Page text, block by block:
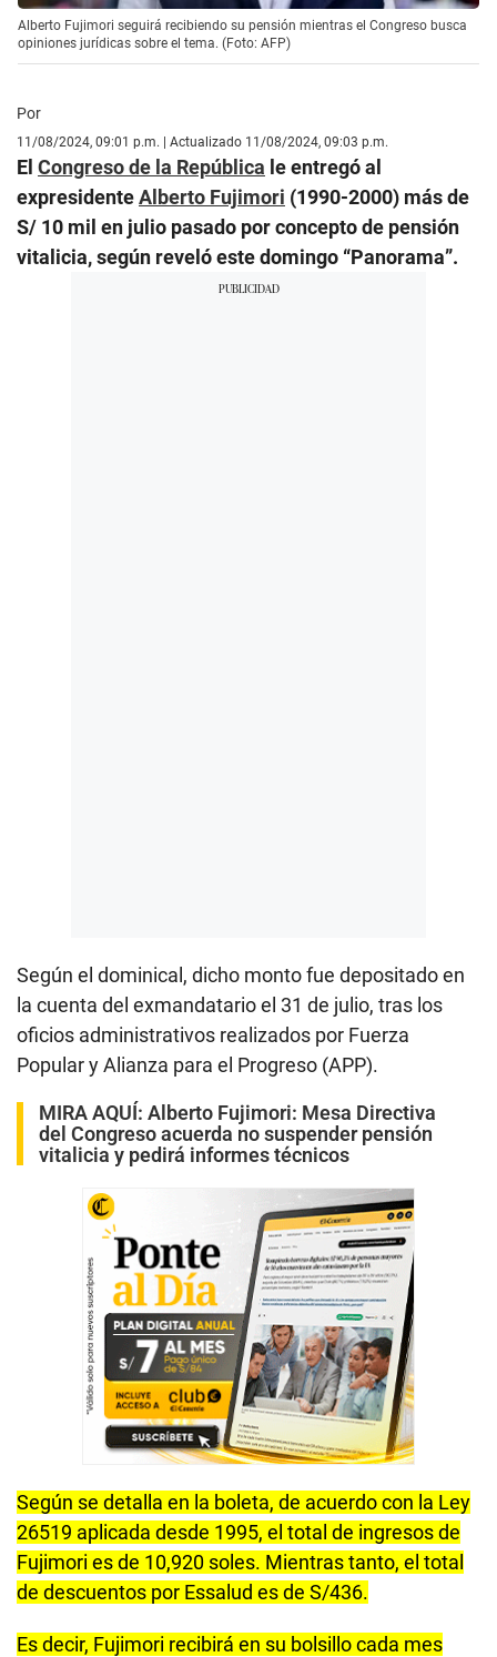
Alberto Fujimori seguirá recibiendo su pensión mientras el Congreso busca
opiniones jurídicas sobre el tema. (Foto: AFP)
Por
11/08/2024, 09:01 p.m. | Actualizado 11/08/2024, 09:03 p.m.
El Congreso de la República le entregó al
expresidenteAlberto Fujimori (1990-2000) más de
S/ 10 mil en julio pasado por concepto de pensión
vitalicia, según reveló este domingo “Panorama”.
Según el dominical, dicho monto fue depositado en
la cuenta del exmandatario el 31 de julio, tras los
oficios administrativos realizados por Fuerza
Popular y Alianza para el Progreso (APP).
MIRA AQUÍ: Alberto Fujimori: Mesa Directiva
del Congreso acuerda no suspender pensión
vitalicia y pedirá informes técnicos
Según se detalla en la boleta, de acuerdo con la Ley
26519 aplicada desde 1995, el total de ingresos de
Fujimori es de 10,920 soles. Mientras tanto, el total
de descuentos por Essalud es de S/436.
Es decir, Fujimori recibirá en su bolsillo cada mes